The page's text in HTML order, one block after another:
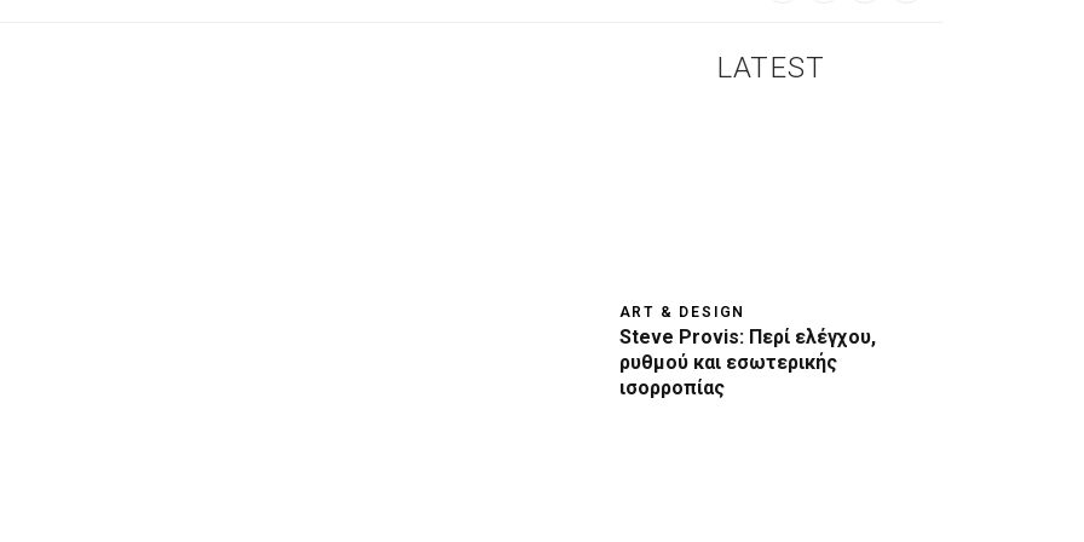
LATEST
ART & DESIGN
Steve Provis: Περί ελέγχου,
ρυθμού και εσωτερικής
ισορροπίας